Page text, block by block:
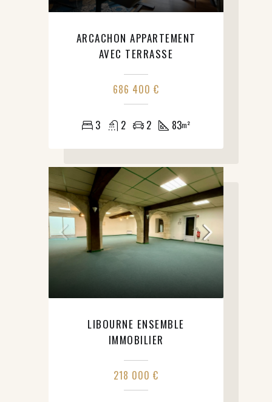
ARCACHON APPARTEMENT
AVEC TERRASSE
686 400 €
3 2 2 83m²
LIBOURNE ENSEMBLE
IMMOBILIER
218 000 €